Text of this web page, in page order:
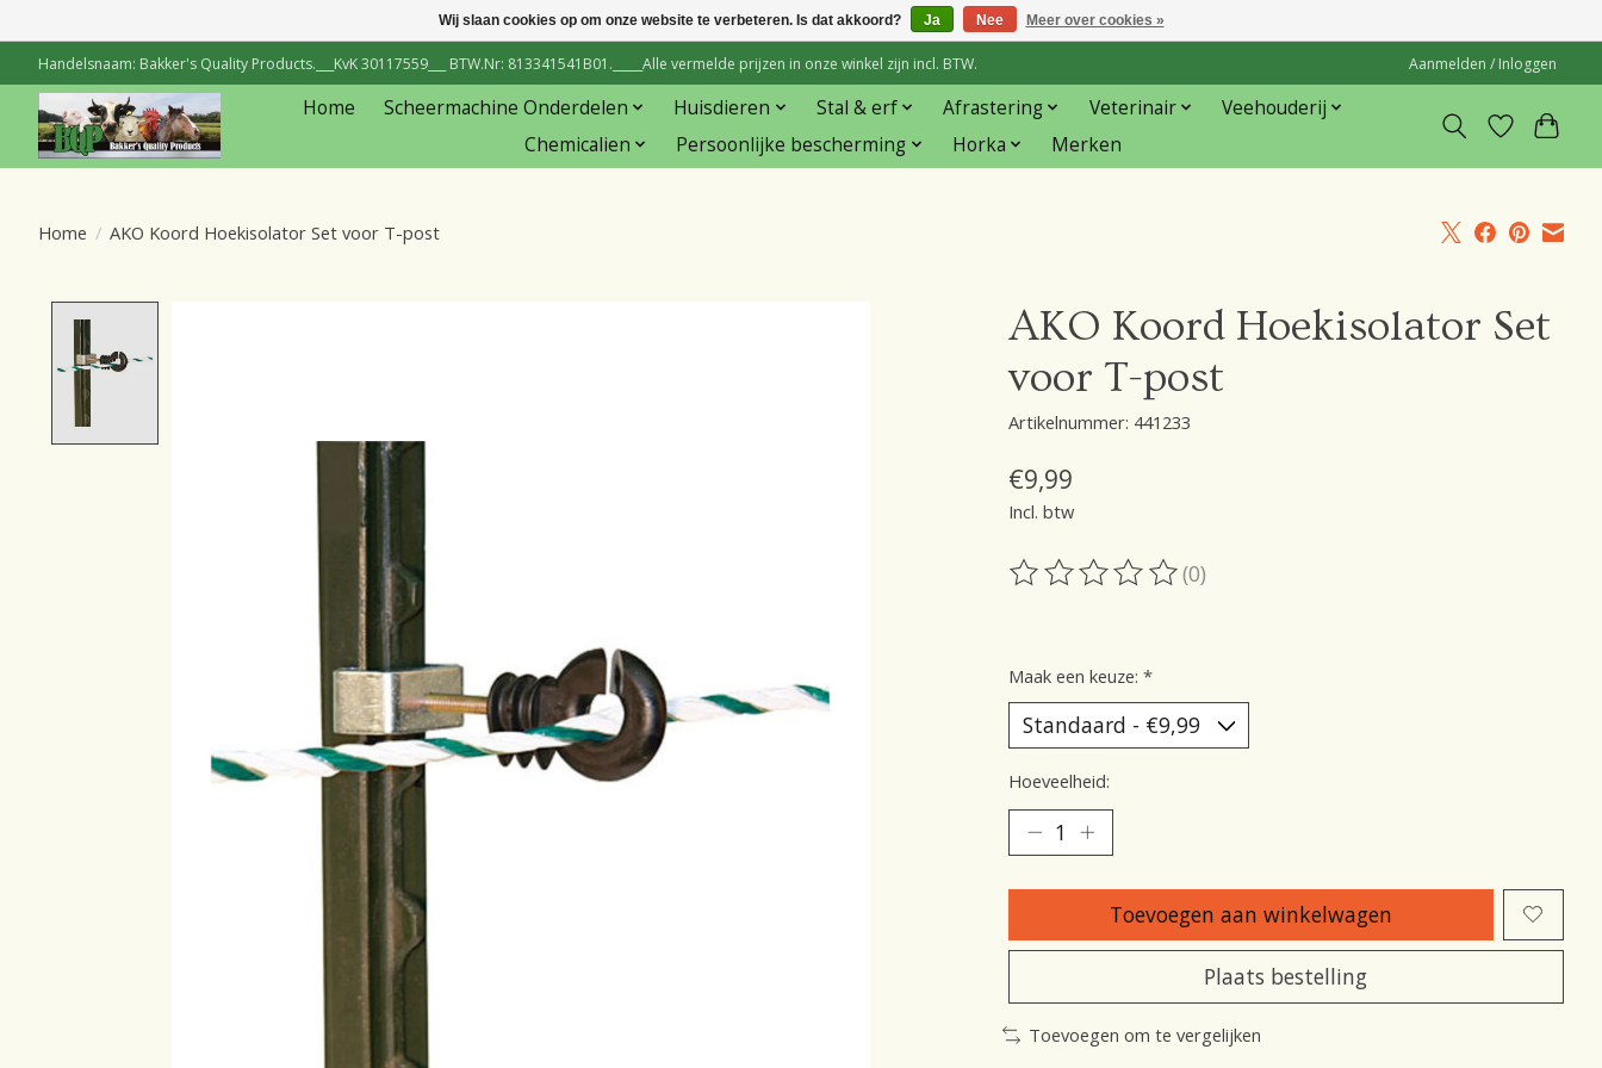
Handelsnaam: Bakker's Quality Products.___KvK 30117559___ BTW.Nr: 813341541B01._____Alle vermelde prijzen in onze winkel zijn incl. BTW. Aanmelden / Inloggen
Home Scheermachine Onderdelen Huisdieren Stal & erf Afrastering Veterinair
Veehouderij
Chemicalien
Persoonlijke bescherming Horka Merken
Home / AKO Koord Hoekisolator Set voor T-post
AKO Koord Hoekisolator Set
voor T-post
Artikelnummer: 441233
€9,99
Incl. btw
De beoordeling van dit product is
(0)
Maak een keuze: *
Hoeveelheid:
Toevoegen aan winkelwagen
Plaats bestelling
Toevoegen om te vergelijken
Wij slaan cookies op om onze website te verbeteren. Is dat akkoord? Ja Nee Meer over cookies »